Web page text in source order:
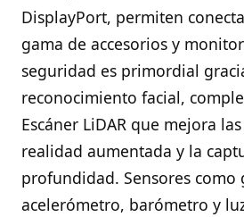
DisplayPort, permiten
gama de accesorios y
seguridad es primordial
reconocimiento facial,
Escáner LiDAR que mejora
realidad aumentada y la
profundidad. Sensores como
acelerómetro, barómetro y